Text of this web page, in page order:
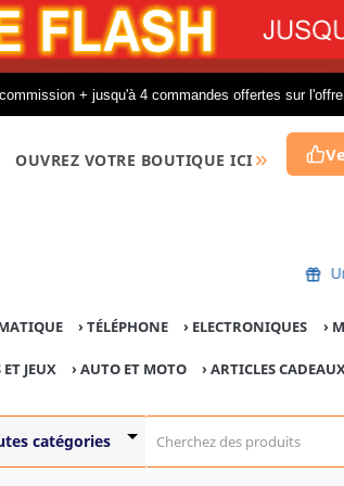
+ jusqu'à 4 commandes offertes sur l'offre
OUVREZ VOTRE BOUTIQUE ICI
›TÉLÉPHONE › ELECTRONIQUES ›
ET JEUX ›AUTO ET MOTO › ARTICLES